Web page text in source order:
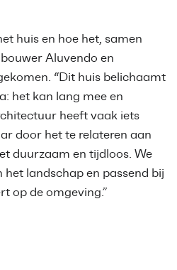
huis en hoe het, samen
Aluvendo en
“Dit huis belichaamt
het kan lang mee en
heeft vaak iets
door het te relateren aan
duurzaam en tijdloos. We
het landschap en passend bij
op de omgeving.”